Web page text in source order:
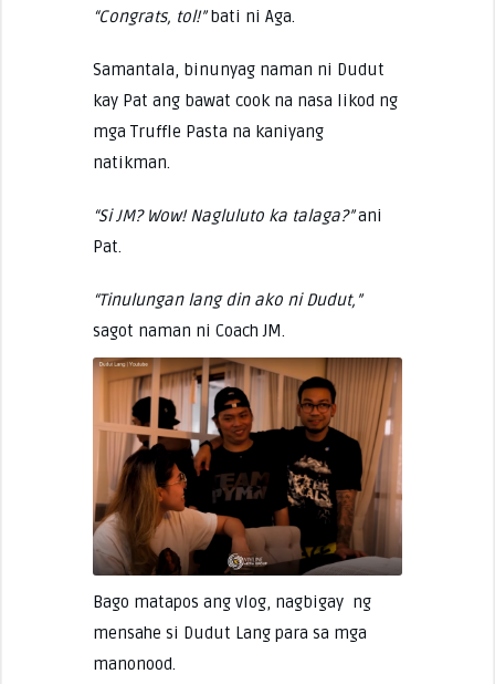
“Congrats, tol!”bati ni Aga.
Samantala, binunyag naman ni Dudut
kay Pat ang bawat cook na nasa likod ng
mga Truffle Pasta na kaniyang
natikman.
“Si JM? Wow! Nagluluto ka talaga?”ani
Pat.
“Tinulungan lang din ako ni Dudut,”
sagot naman ni Coach JM.
Bago matapos ang vlog, nagbigay ng
mensahe si Dudut Lang para sa mga
manonood.